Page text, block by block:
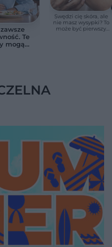
Te
mogą
Swędzi cię skóra, ale
nie masz wysypki? To
może być pierwszy